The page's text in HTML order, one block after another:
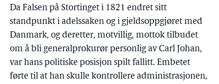
Da Falsen på Stortinget i 1821 endret sitt
standpunkt i adelssaken og i gjeldsoppgjøret med
Danmark, og deretter, motvillig, mottok tilbudet
om å bli generalprokurør personlig av Carl Johan,
var hans politiske posisjon spilt fallitt. Embetet
førte til at han skulle kontrollere administrasjonen,